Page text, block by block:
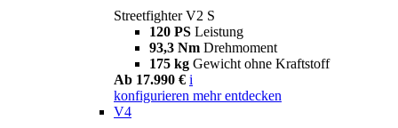
Streetfighter V2 S
120 PS Leistung
93,3 Nm Drehmoment
175 kg Gewicht ohne Kraftstoff
Ab 17.990 € i
konfigurieren mehr entdecken
V4